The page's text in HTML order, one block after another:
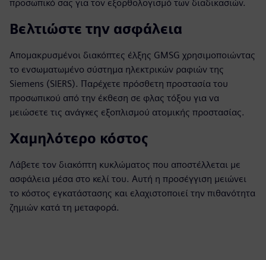
προσωπικό σας για τον εξορθολογισμό των διαδικασιών.
Βελτιώστε την ασφάλεια
Απομακρυσμένοι διακόπτες έλξης GMSG χρησιμοποιώντας
το ενσωματωμένο σύστημα ηλεκτρικών ραφιών της
Siemens (SIERS). Παρέχετε πρόσθετη προστασία του
προσωπικού από την έκθεση σε φλας τόξου για να
μειώσετε τις ανάγκες εξοπλισμού ατομικής προστασίας.
Χαμηλότερο κόστος
Λάβετε τον διακόπτη κυκλώματος που αποστέλλεται με
ασφάλεια μέσα στο κελί του. Αυτή η προσέγγιση μειώνει
το κόστος εγκατάστασης και ελαχιστοποιεί την πιθανότητα
ζημιών κατά τη μεταφορά.